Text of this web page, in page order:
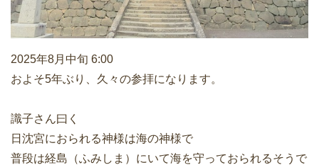
2025年8月中旬 6:00
およそ5年ぶり、久々の参拝になります。
識子さん曰く
日沈宮におられる神様は海の神様で
普段は経島（ふみしま）にいて海を守っておられるそうで